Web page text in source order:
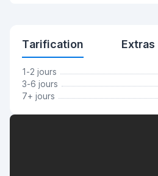
Tarification Extras
1-2 jours
3-6 jours
7+ jours